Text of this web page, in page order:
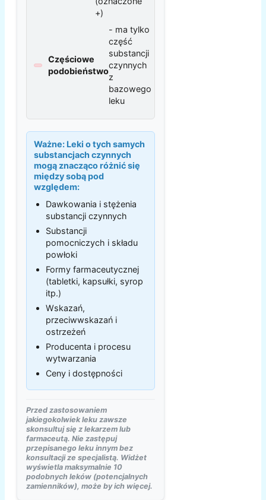
+)
Częściowe
podobieństwo
- ma tylko
część
substancji
czynnych
z
bazowego
leku
Ważne: Leki o tych samych
substancjach czynnych
mogą znacząco różnić się
między sobą pod
względem:
Dawkowania i stężenia
substancji czynnych
Substancji
pomocniczych i składu
powłoki
Formy farmaceutycznej
(tabletki, kapsułki, syrop
itp.)
Wskazań,
przeciwwskazań i
ostrzeżeń
Producenta i procesu
wytwarzania
Ceny i dostępności
Przed zastosowaniem
jakiegokolwiek leku zawsze
skonsultuj się z lekarzem lub
farmaceutą. Nie zastępuj
przepisanego leku innym bez
konsultacji ze specjalistą. Widżet
wyświetla maksymalnie 10
podobnych leków (potencjalnych
zamienników), może by ich więcej.